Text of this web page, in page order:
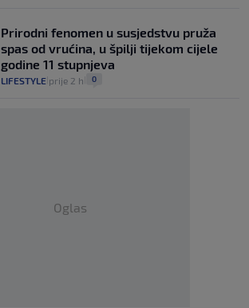
Prirodni fenomen u susjedstvu pruža
spas od vrućina, u špilji tijekom cijele
godine 11 stupnjeva
LIFESTYLE prije 2 h 0
Oglas